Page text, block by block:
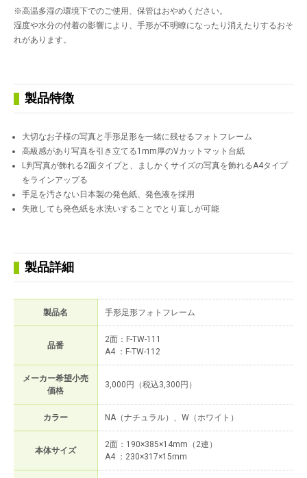
※高温多湿の環境下でのご使用、保管はおやめください。
湿度や水分の付着の影響により、手形が不明瞭になったり消えたりするおそ
れがあります。
製品特徴
大切なお子様の写真と手形足形を一緒に残せるフォトフレーム
高級感があり写真を引き立てる1mm厚のVカットマット台紙
L判写真が飾れる2面タイプと、ましかくサイズの写真を飾れるA4タイプ
をラインアップる
手足を汚さない日本製の発色紙、発色液を採用
失敗しても発色紙を水洗いすることでとり直しが可能
製品詳細
製品名 手形足形フォトフレーム
品番
2面：F-TW-111
A4 ：F-TW-112
メーカー希望小売
価格
3,000円（税込3,300円）
カラー NA（ナチュラル）、W（ホワイト）
本体サイズ
2面：190×385×14mm（2連）
A4 ：230×317×15mm